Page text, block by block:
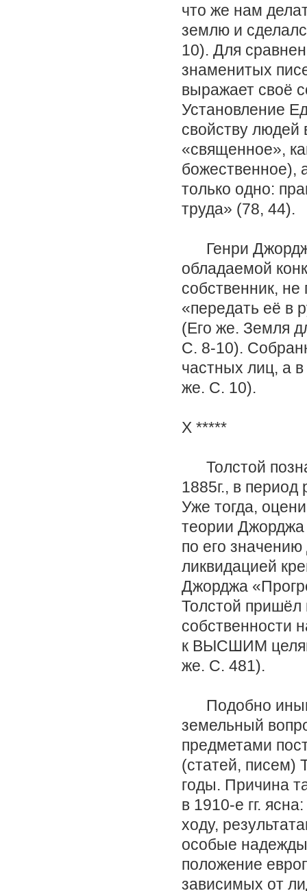
что же нам
землю и
10). Для
знаменитых
выражает своё
Установление
свойству людей
«священное»,
божественное),
только одно:
труда» (78, 44).
Генри Джордж
обладаемой
собственник,
«передать её в
(Его же. Земля
С. 8-10).
частных лиц, а
же. С. 10).
X *****
Толстой
1885г., в
Уже тогда,
теории Джорджа
по его значению
ликвидацией
Джорджа
Толстой
собственности
к ВЫСШИМ
же. С. 481).
Подобно иным
земельный
предметами
(статей, писем)
годы. Причина
в 1910-е гг.
ходу,
особые
положение
зависимых от